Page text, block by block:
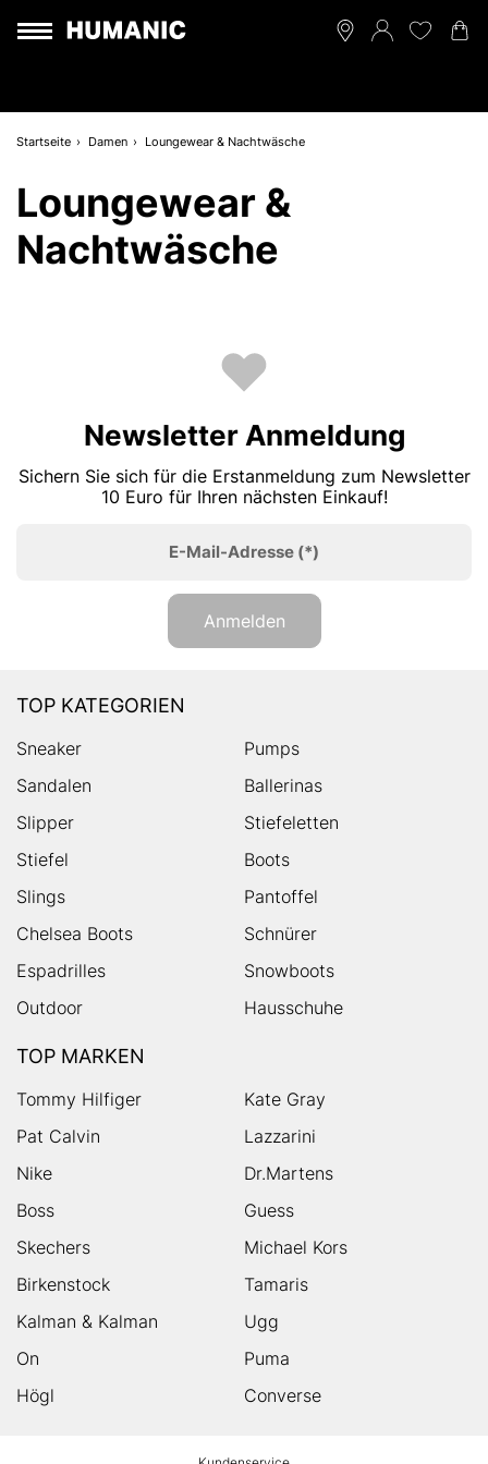
Startseite Damen Loungewear & Nachtwäsche
Loungewear &
Nachtwäsche
Newsletter Anmeldung
Sichern Sie sich für die Erstanmeldung zum Newsletter
10 Euro für Ihren nächsten Einkauf!
E-Mail-Adresse (*)
Anmelden
TOP KATEGORIEN
Sneaker
Pumps
Sandalen
Ballerinas
Slipper
Stiefeletten
Stiefel
Boots
Slings
Pantoffel
Chelsea Boots
Schnürer
Espadrilles
Snowboots
Outdoor
Hausschuhe
TOP MARKEN
Tommy Hilfiger
Kate Gray
Pat Calvin
Lazzarini
Nike
Dr.Martens
Boss
Guess
Skechers
Michael Kors
Birkenstock
Tamaris
Kalman & Kalman
Ugg
On
Puma
Högl
Converse